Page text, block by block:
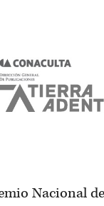
Nacional